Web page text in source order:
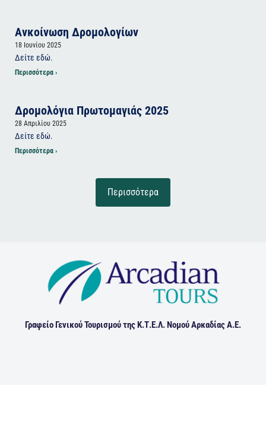
Ανκοίνωση Δρομολογίων
18 Ιουνίου 2025
Δείτε εδώ.
Περισσότερα ›
Δρομολόγια Πρωτομαγιάς 2025
28 Απριλίου 2025
Δείτε εδώ.
Περισσότερα ›
Περισσότερα
Γραφείο Γενικού Τουρισμού της Κ.Τ.Ε.Λ. Νομού Αρκαδίας Α.Ε.